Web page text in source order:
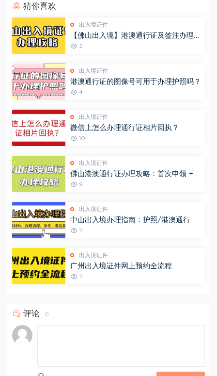
猜你喜欢
出入境证件
【佛山出入境】港澳通行证及签注办理攻
略， 网上办理现场拿证一站式流程来
2
出入境证件
港澳通行证的图像号可用于办理护照吗？
4
出入境证件
微信上怎么办理通行证相片回执？
10
出入境证件
佛山港澳通行证办理攻略：首次申领 +
异地办理 + 签注续签一文说清！
9
出入境证件
中山出入境办理指南：护照/港澳通行证
操作步骤+材料清单，一文搞定不跑空！
11
出入境证件
广州出入境证件网上预约全流程
11
评论 0